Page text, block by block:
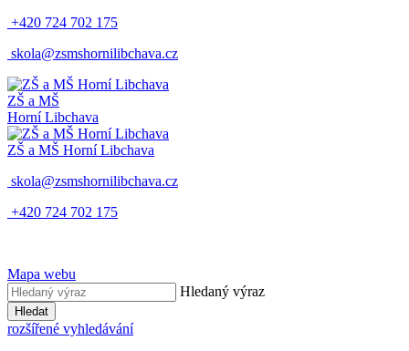
+420 724 702 175
skola@zsmshornilibchava.cz
ZŠ a MŠ
Horní Libchava
ZŠ a MŠ Horní Libchava
skola@zsmshornilibchava.cz
+420 724 702 175
Mapa webu
Hledaný výraz
Hledat
rozšířené vyhledávání